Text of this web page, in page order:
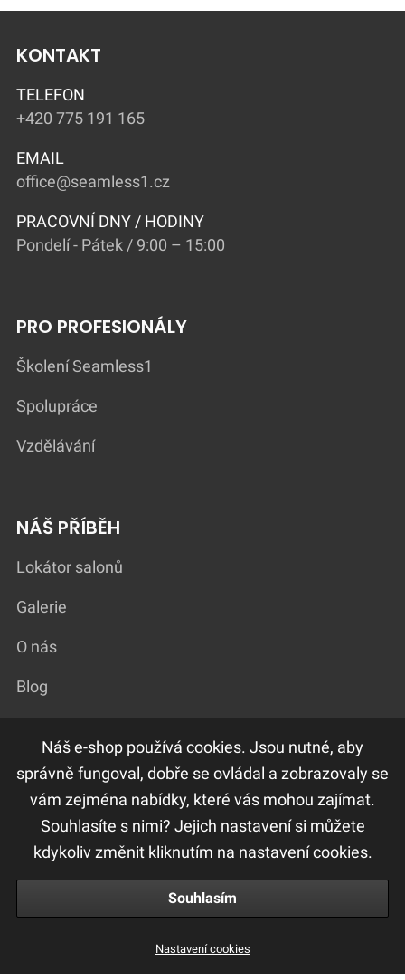
KONTAKT
TELEFON
+420 775 191 165
EMAIL
office@seamless1.cz
PRACOVNÍ DNY / HODINY
Pondelí - Pátek / 9:00 – 15:00
PRO PROFESIONÁLY
Školení Seamless1
Spolupráce
Vzdělávání
NÁŠ PŘÍBĚH
Lokátor salonů
Galerie
O nás
Blog
DŮLEŽITÉ ODKAZY
F.A.Q
Ochrana osobních údajů
Obchodní a reklamační podmínky
Náš e-shop používá cookies. Jsou nutné, aby
správně fungoval, dobře se ovládal a zobrazovaly se
vám zejména nabídky, které vás mohou zajímat.
Souhlasíte s nimi? Jejich nastavení si můžete
kdykoliv změnit kliknutím na nastavení cookies.
Souhlasím
Nastavení cookies